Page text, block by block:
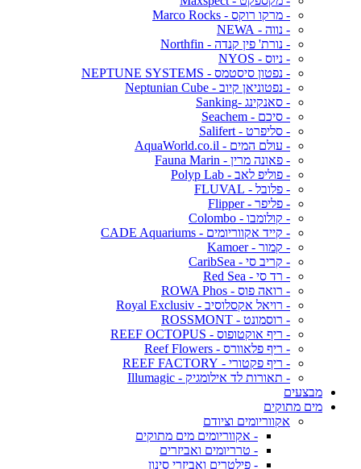
- מרקו רוקס - Marco Rocks
- נווה - NEWA
- נורת' פין קנדה - Northfin
- ניוס - NYOS
- נפטון סיסטמס - NEPTUNE SYSTEMS
- נפטוניאן קיוב - Neptunian Cube
- סאנקינג -Sanking
- סיכם - Seachem
- סליפרט - Salifert
- עולם המים - AquaWorld.co.il
- פאונה מרין - Fauna Marin
- פוליפ לאב - Polyp Lab
- פלובל - FLUVAL
- פליפר - Flipper
- קולומבו - Colombo
- קייד אקווריומים - CADE Aquariums
- קמור - Kamoer
- קריב סי - CaribSea
- רד סי - Red Sea
- רואה פוס - ROWA Phos
- רויאל אקסלוסיב - Royal Exclusiv
- רוסמונט - ROSSMONT
- ריף אוקטופוס - REEF OCTOPUS
- ריף פלאוורס - Reef Flowers
- ריף פקטורי - REEF FACTORY
- תאורות לד אילומגיק - Illumagic
מבצעים
מים מתוקים
אקווריומים וציודם
- אקווריומים מים מתוקים
- טרריומים ואביזרים
- פילטרים ואביזרי סינון